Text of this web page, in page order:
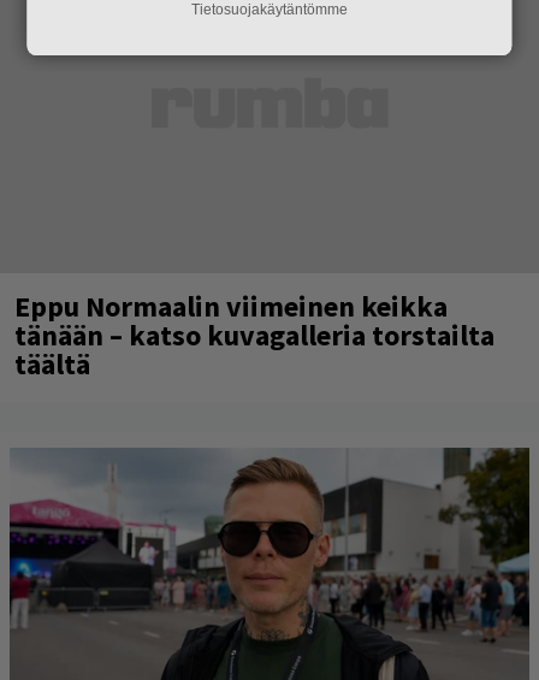
Eppu Normaalin viimeinen keikka
tänään – katso kuvagalleria torstailta
täältä
Tietosuojakäytäntömme